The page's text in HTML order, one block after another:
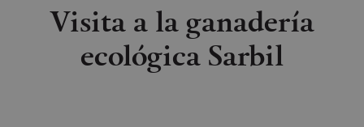
Visita a la ganadería
ecológica Sarbil